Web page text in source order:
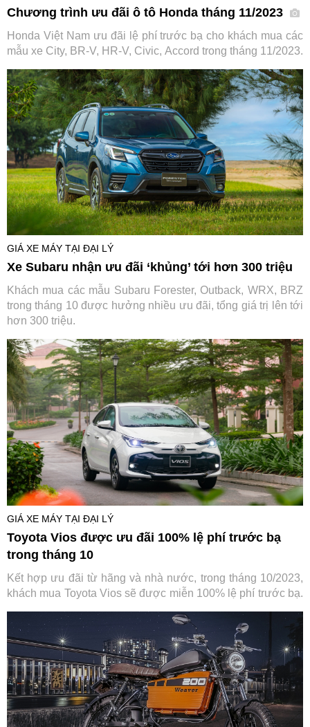
Chương trình ưu đãi ô tô Honda tháng 11/2023
Honda Việt Nam ưu đãi lệ phí trước bạ cho khách mua các
mẫu xe City, BR-V, HR-V, Civic, Accord trong tháng 11/2023.
GIÁ XE MÁY TẠI ĐẠI LÝ
Xe Subaru nhận ưu đãi ‘khủng’ tới hơn 300 triệu
Khách mua các mẫu Subaru Forester, Outback, WRX, BRZ
trong tháng 10 được hưởng nhiều ưu đãi, tổng giá trị lên tới
hơn 300 triệu.
GIÁ XE MÁY TẠI ĐẠI LÝ
Toyota Vios được ưu đãi 100% lệ phí trước bạ
trong tháng 10
Kết hợp ưu đãi từ hãng và nhà nước, trong tháng 10/2023,
khách mua Toyota Vios sẽ được miễn 100% lệ phí trước bạ.